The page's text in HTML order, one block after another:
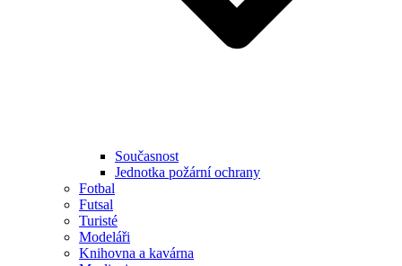
Současnost
Jednotka požární ochrany
Fotbal
Futsal
Turisté
Modeláři
Knihovna a kavárna